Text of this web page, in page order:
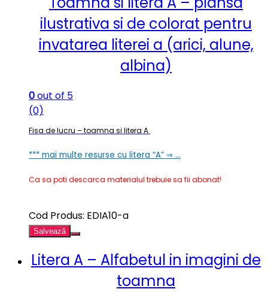
ilustrativa si de colorat pentru
invatarea literei a (arici, alune,
albina)
0out of 5
(0)
Fisa de lucru – toamna si litera A
*** mai multe resurse cu litera “A” ⇒ …
Ca sa poti descarca materialul trebuie sa fii abonat!
Cod Produs: EDIA10-a
Salvează
Litera A – Alfabetul in imagini de
toamna